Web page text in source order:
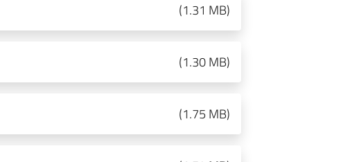
(1.31 MB)
(1.30 MB)
(1.75 MB)